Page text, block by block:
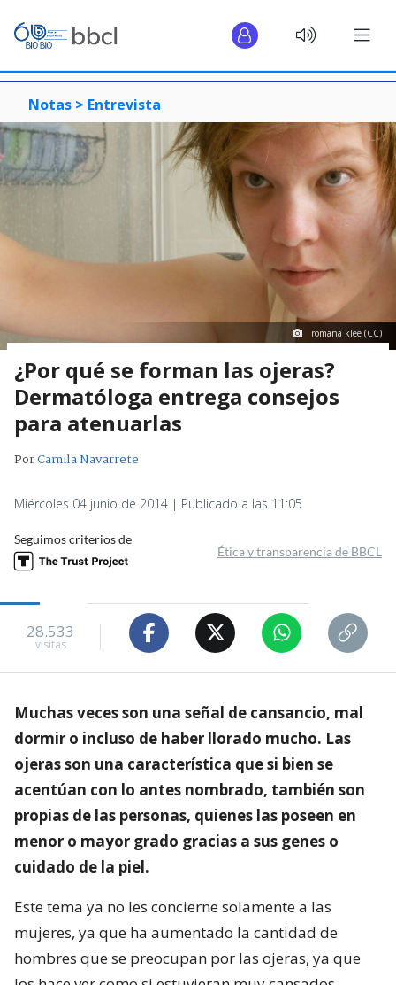
Notas > Entrevista
romana klee (CC)
¿Por qué se forman las ojeras?
Dermatóloga entrega consejos
para atenuarlas
PorCamila Navarrete
Miércoles 04 junio de 2014 | Publicado a las 11:05
Seguimos criterios de
Ética y transparencia de BBCL
28.533
visitas
Muchas veces son una señal de cansancio, mal
dormir o incluso de haber llorado mucho. Las
ojeras son una característica que si bien se
acentúan con lo antes nombrado, también son
propias de las personas, quienes las poseen en
menor o mayor grado gracias a sus genes o
cuidado de la piel.
Este tema ya no les concierne solamente a las
mujeres, ya que ha aumentado la cantidad de
hombres que se preocupan por las ojeras, ya que